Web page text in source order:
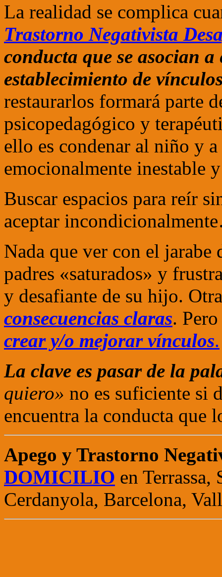
La realidad se complica
Trastorno Negativista
conducta que se asocian
establecimiento de
restaurarlos formará parte
psicopedagógico y
ello es condenar al niño y
emocionalmente inestable
Buscar espacios para reír
aceptar
Nada que ver con el
padres «saturados» y
y desafiante de su hijo.
consecuencias claras.
crear y/o mejorar vínculos.
La clave es pasar de la
quiero» no es suficiente si
encuentra la conducta que
Apego y Trastorno
DOMICILIO en
Cerdanyola, Barcelona,